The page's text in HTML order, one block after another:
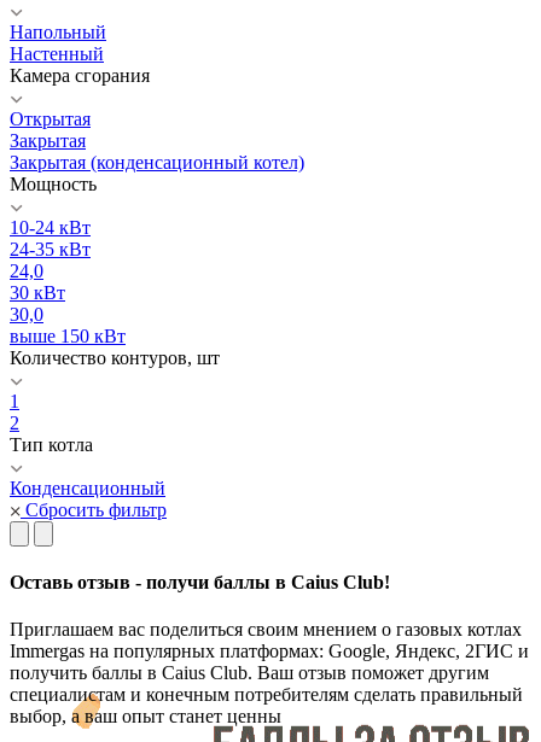
Напольный
Настенный
Камера сгорания
Открытая
Закрытая
Закрытая (конденсационный котел)
Мощность
10-24 кВт
24-35 кВт
24,0
30 кВт
30,0
выше 150 кВт
Количество контуров, шт
1
2
Тип котла
Конденсационный
Сбросить фильтр
Оставь отзыв - получи баллы в Caius Club!
Приглашаем вас поделиться своим мнением о газовых котлах
Immergas на популярных платформах: Google, Яндекс, 2ГИС и
получить баллы в Caius Club. Ваш отзыв поможет другим
специалистам и конечным потребителям сделать правильный
выбор, а ваш опыт станет ценны